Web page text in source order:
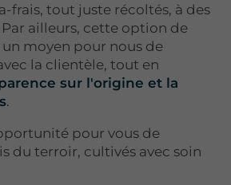
frais, tout juste récoltés, à des
ailleurs, cette option de
moyen pour nous de
la clientèle, tout en
sur l'origine et la
.
pour vous de
du terroir, cultivés avec soin